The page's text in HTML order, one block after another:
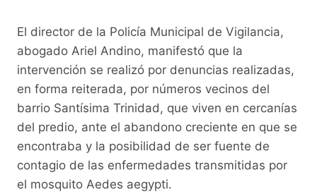
El director de la Policía Municipal de Vigilancia,
abogado Ariel Andino, manifestó que la
intervención se realizó por denuncias realizadas,
en forma reiterada, por números vecinos del
barrio Santísima Trinidad, que viven en cercanías
del predio, ante el abandono creciente en que se
encontraba y la posibilidad de ser fuente de
contagio de las enfermedades transmitidas por
el mosquito Aedes aegypti.